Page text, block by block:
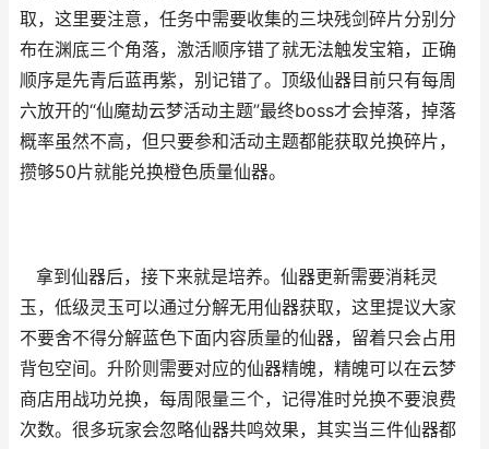
取，这里要注意，任务中需要收集的三块残剑碎片分别分
布在渊底三个角落，激活顺序错了就无法触发宝箱，正确
顺序是先青后蓝再紫，别记错了。顶级仙器目前只有每周
六放开的“仙魔劫云梦活动主题”最终boss才会掉落，掉落
概率虽然不高，但只要参和活动主题都能获取兑换碎片，
攒够50片就能兑换橙色质量仙器。
拿到仙器后，接下来就是培养。仙器更新需要消耗灵
玉，低级灵玉可以通过分解无用仙器获取，这里提议大家
不要舍不得分解蓝色下面内容质量的仙器，留着只会占用
背包空间。升阶则需要对应的仙器精魄，精魄可以在云梦
商店用战功兑换，每周限量三个，记得准时兑换不要浪费
次数。很多玩家会忽略仙器共鸣效果，其实当三件仙器都